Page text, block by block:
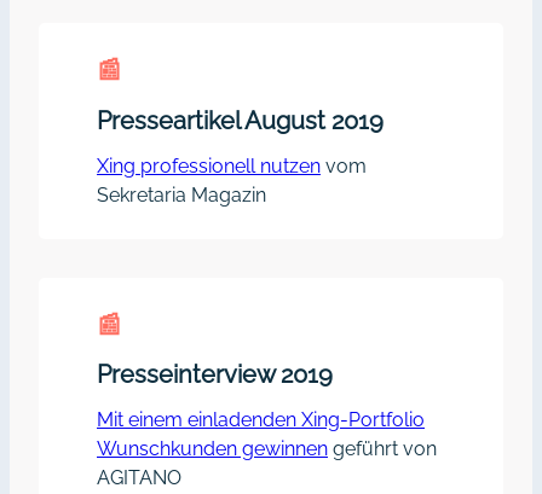
📰︎
Presseartikel August 2019
Xing professionell nutzen vom
Sekretaria Magazin
📰︎
Presseinterview 2019
Mit einem einladenden Xing-Portfolio
Wunschkunden gewinnen geführt von
AGITANO